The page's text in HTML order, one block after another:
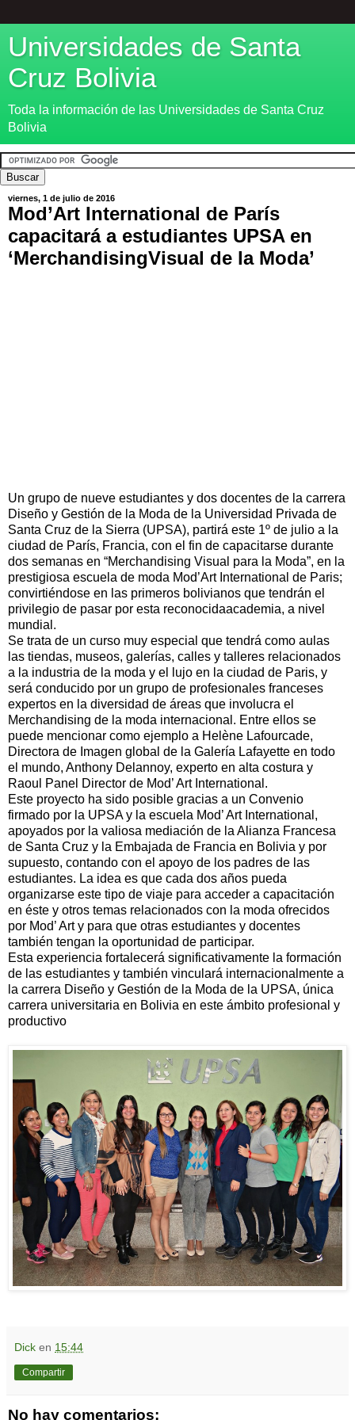
Universidades de Santa
Cruz Bolivia
Toda la información de las Universidades de Santa Cruz
Bolivia
viernes, 1 de julio de 2016
Mod’Art International de París
capacitará a estudiantes UPSA en
‘MerchandisingVisual de la Moda’
Un grupo de nueve estudiantes y dos docentes de la carrera
Diseño y Gestión de la Moda de la Universidad Privada de
Santa Cruz de la Sierra (UPSA), partirá este 1º de julio a la
ciudad de París, Francia, con el fin de capacitarse durante
dos semanas en “Merchandising Visual para la Moda”, en la
prestigiosa escuela de moda Mod’Art International de Paris;
convirtiéndose en las primeros bolivianos que tendrán el
privilegio de pasar por esta reconocidaacademia, a nivel
mundial.
Se trata de un curso muy especial que tendrá como aulas
las tiendas, museos, galerías, calles y talleres relacionados
a la industria de la moda y el lujo en la ciudad de Paris, y
será conducido por un grupo de profesionales franceses
expertos en la diversidad de áreas que involucra el
Merchandising de la moda internacional. Entre ellos se
puede mencionar como ejemplo a Helène Lafourcade,
Directora de Imagen global de la Galería Lafayette en todo
el mundo, Anthony Delannoy, experto en alta costura y
Raoul Panel Director de Mod’ Art International.
Este proyecto ha sido posible gracias a un Convenio
firmado por la UPSA y la escuela Mod’ Art International,
apoyados por la valiosa mediación de la Alianza Francesa
de Santa Cruz y la Embajada de Francia en Bolivia y por
supuesto, contando con el apoyo de los padres de las
estudiantes. La idea es que cada dos años pueda
organizarse este tipo de viaje para acceder a capacitación
en éste y otros temas relacionados con la moda ofrecidos
por Mod’ Art y para que otras estudiantes y docentes
también tengan la oportunidad de participar.
Esta experiencia fortalecerá significativamente la formación
de las estudiantes y también vinculará internacionalmente a
la carrera Diseño y Gestión de la Moda de la UPSA, única
carrera universitaria en Bolivia en este ámbito profesional y
productivo
Dick en 15:44
Compartir
No hay comentarios: